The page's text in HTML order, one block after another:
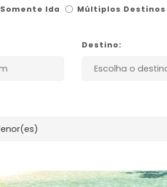
Somente Ida Múltiplos Destinos
Destino: